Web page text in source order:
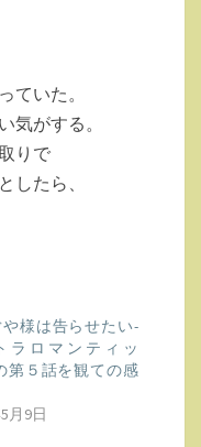
ていた。
気がする。
りで
したら、
や様は告らせたい-
ラロマンティッ
第５話を観ての感
月9日